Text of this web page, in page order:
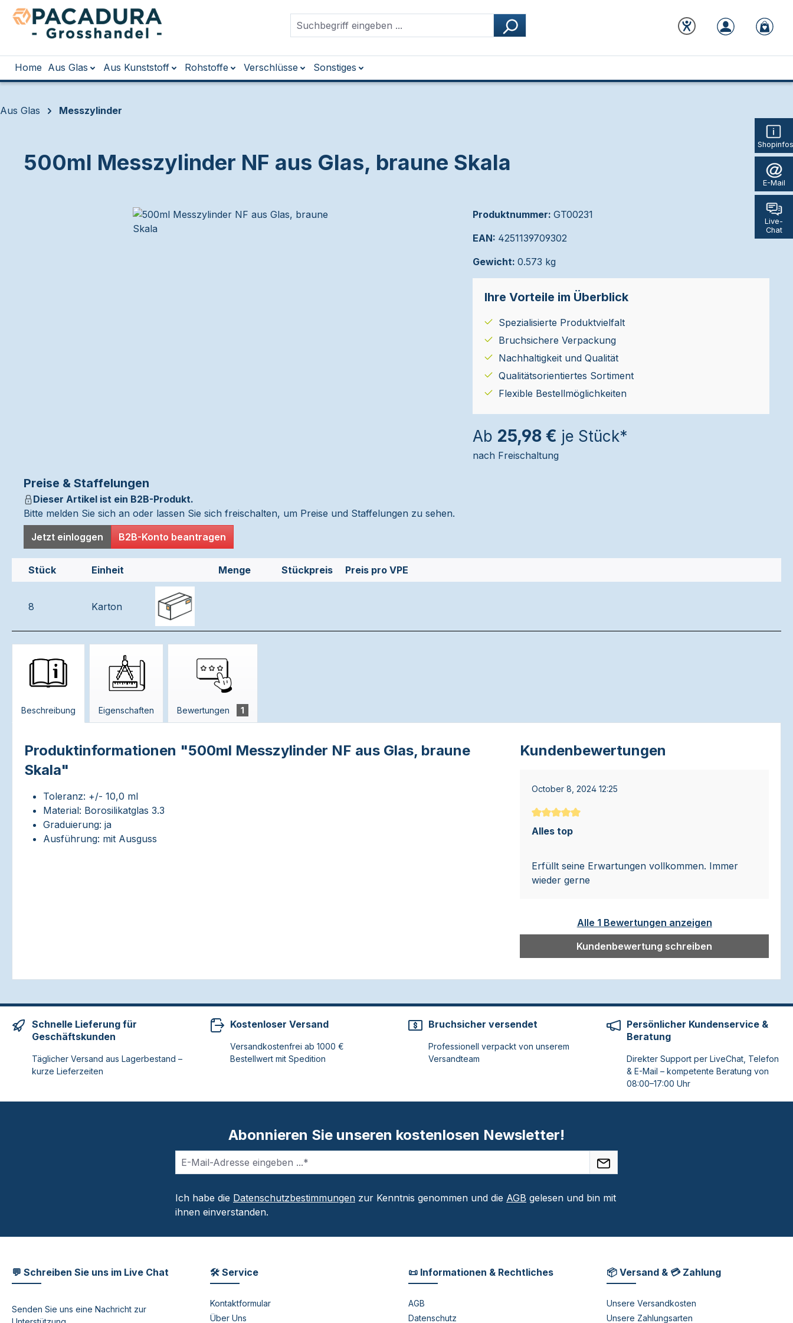
Hauptinhalt springen
Zur Suche springen
Zur Hauptnavigation springen
E-Mail
Live-
Chat
Home Aus Glas Aus Kunststoff Rohstoffe Verschlüsse Sonstiges
Aus Glas Messzylinder
500ml Messzylinder NF aus Glas, braune Skala
Produktnummer: GT00231
EAN: 4251139709302
Gewicht: 0.573 kg
Ihre Vorteile im Überblick
Spezialisierte Produktvielfalt
Bruchsichere Verpackung
Nachhaltigkeit und Qualität
Qualitätsorientiertes Sortiment
Flexible Bestellmöglichkeiten
Ab 25,98 € je Stück*
nach Freischaltung
Preise & Staffelungen
Dieser Artikel ist ein B2B-Produkt.
Bitte melden Sie sich an oder lassen Sie sich freischalten, um Preise und Staffelungen zu sehen.
Jetzt einloggen
B2B-Konto beantragen
Stück Einheit Menge Stückpreis Preis pro VPE
8 Karton
Beschreibung Eigenschaften Bewertungen 1
Produktinformationen "500ml Messzylinder NF aus Glas, braune
Skala"
Toleranz: +/- 10,0 ml
Material: Borosilikatglas 3.3
Graduierung: ja
Ausführung: mit Ausguss
Kundenbewertungen
October 8, 2024 12:25
Durchschnittliche Bewertung von 5 von 5 Sternen
Alles top
Erfüllt seine Erwartungen vollkommen. Immer
wieder gerne
Alle 1 Bewertungen anzeigen
Kundenbewertung schreiben
Schnelle Lieferung für
Geschäftskunden
Täglicher Versand aus Lagerbestand –
kurze Lieferzeiten
Kostenloser Versand
Versandkostenfrei ab 1000 €
Bestellwert mit Spedition
Bruchsicher versendet
Professionell verpackt von unserem
Versandteam
Persönlicher Kundenservice &
Beratung
Direkter Support per LiveChat, Telefon
& E-Mail – kompetente Beratung von
08:00–17:00 Uhr
Abonnieren Sie unseren kostenlosen Newsletter!
Ich habe die Datenschutzbestimmungen zur Kenntnis genommen und die AGB gelesen und bin mit
ihnen einverstanden.
💬 Schreiben Sie uns im Live Chat
Senden Sie uns eine Nachricht zur
🛠 Service
Kontaktformular
Über Uns
📜 Informationen & Rechtliches
AGB
Datenschutz
📦 Versand & 💳 Zahlung
Unsere Versandkosten
Unsere Zahlungsarten